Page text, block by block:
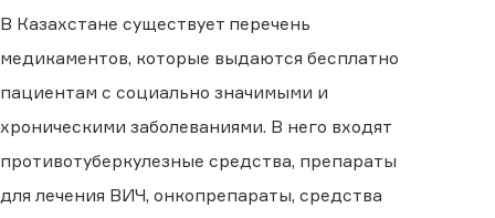
В Казахстане существует перечень
медикаментов, которые выдаются бесплатно
пациентам с социально значимыми и
хроническими заболеваниями. В него входят
противотуберкулезные средства, препараты
для лечения ВИЧ, онкопрепараты, средства